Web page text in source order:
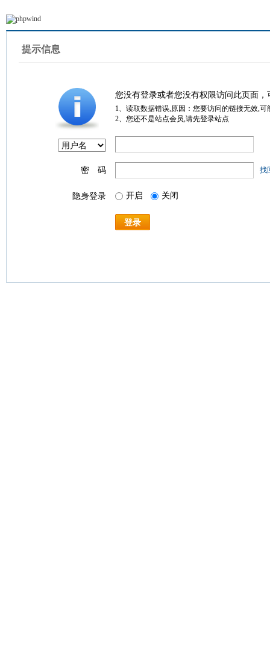
提示信息
您没有登录或者您没有权限访问此页面
1、读取数据错误,原因：您要访问的链接无效,
2、您还不是站点会员,请先登录站点
密 码 找
隐身登录 开启 关闭
登录